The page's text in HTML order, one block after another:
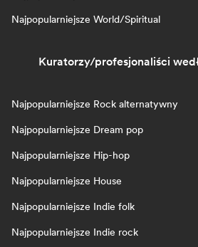
Najpopularniejsze World/Spiritual
Kuratorzy/profesjonaliści
Najpopularniejsze Rock alternatywny
Najpopularniejsze Dream pop
Najpopularniejsze Hip-hop
Najpopularniejsze House
Najpopularniejsze Indie folk
Najpopularniejsze Indie rock